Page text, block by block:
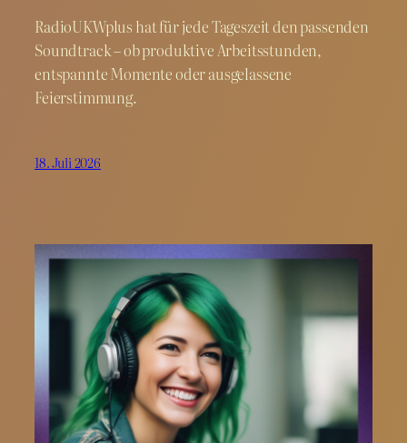
RadioUKWplus hat für jede Tageszeit den passenden
Soundtrack – ob produktive Arbeitsstunden,
entspannte Momente oder ausgelassene
Feierstimmung.
18. Juli 2026